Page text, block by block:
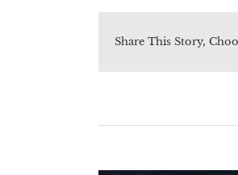
Share This Story,